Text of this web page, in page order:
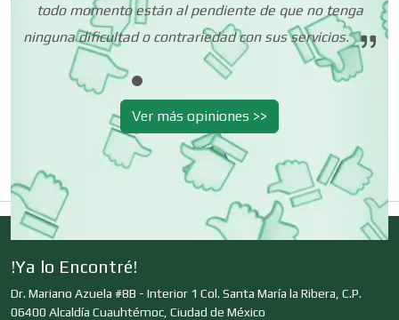
Cerrajerías
Cibercafés
Clínicas de Belleza
Clínicas de Rehabilitación
Clínicas y Hospitales
todo momento están al pendiente de que no tenga
ninguna dificultad o contrariedad con sus servicios.
Ver más opiniones >>
!Ya lo Encontré!
Dr. Mariano Azuela #8B - Interior 1 Col. Santa María la Ribera, C.P.
06400 Alcaldía Cuauhtémoc, Ciudad de México